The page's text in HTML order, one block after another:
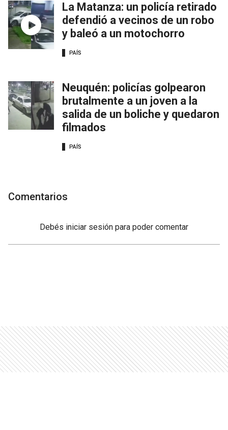
La Matanza: un policía retirado
defendió a vecinos de un robo
y baleó a un motochorro
PAÍS
Neuquén: policías golpearon
brutalmente a un joven a la
salida de un boliche y quedaron
filmados
PAÍS
Comentarios
Debés iniciar sesión para poder comentar